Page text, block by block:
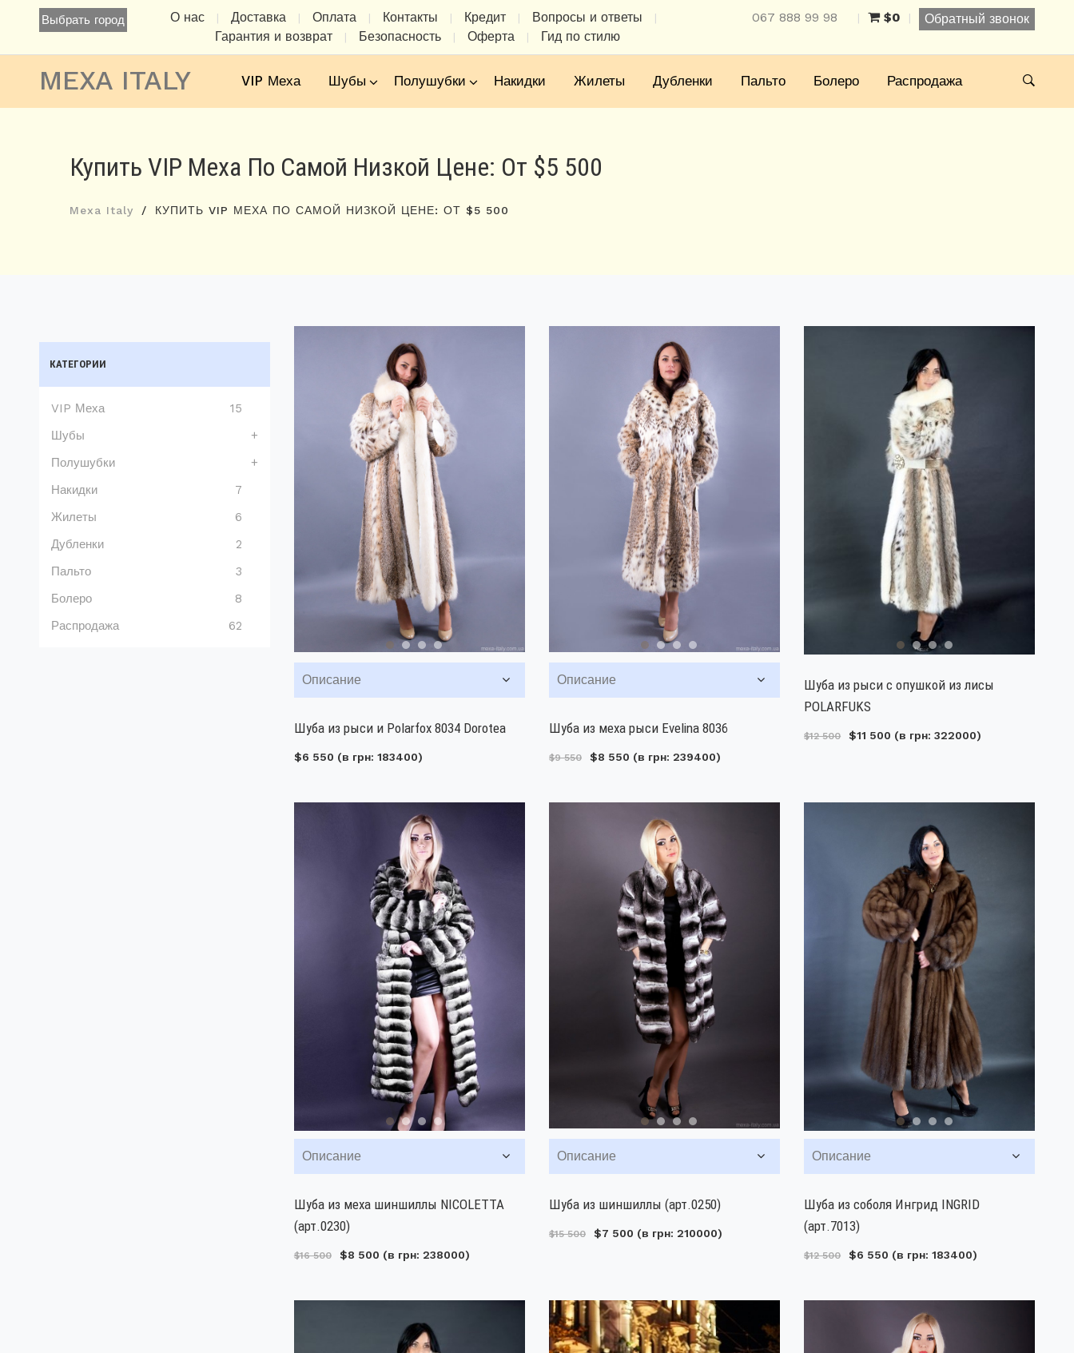
Выбрать город О нас | Доставка | Оплата | Контакты | Кредит | Вопросы и ответы |
Гарантия и возврат | Безопасность | Оферта | Гид по стилю
067 888 99 98 | $0 | Обратный звонок
MEXA ITALY VIP Меха Шубы Полушубки Накидки Жилеты Дубленки Пальто Болеро Распродажа
Купить VIP Меха По Самой Низкой Цене: От $5 500
Mexa Italy КУПИТЬ VIP МЕХА ПО САМОЙ НИЗКОЙ ЦЕНЕ: ОТ $5 500
КАТЕГОРИИ
VIP Меха
15
Шубы
+
Полушубки
+
Накидки
7
Жилеты
6
Дубленки
2
Пальто
3
Болеро
8
Распродажа
62
Описание
Шуба из рыси и Polarfox 8034 Dorotea
$6 550 (в грн: 183400)
Описание
Шуба из меха рыси Evelina 8036
$9 550 $8 550 (в грн: 239400)
Шуба из рыси с опушкой из лисы
POLARFUKS
$12 500 $11 500 (в грн: 322000)
Описание
Шуба из меха шиншиллы NICOLETTA
(арт.0230)
$16 500 $8 500 (в грн: 238000)
Описание
Шуба из шиншиллы (арт.0250)
$15 500 $7 500 (в грн: 210000)
Описание
Шуба из соболя Ингрид INGRID
(арт.7013)
$12 500 $6 550 (в грн: 183400)